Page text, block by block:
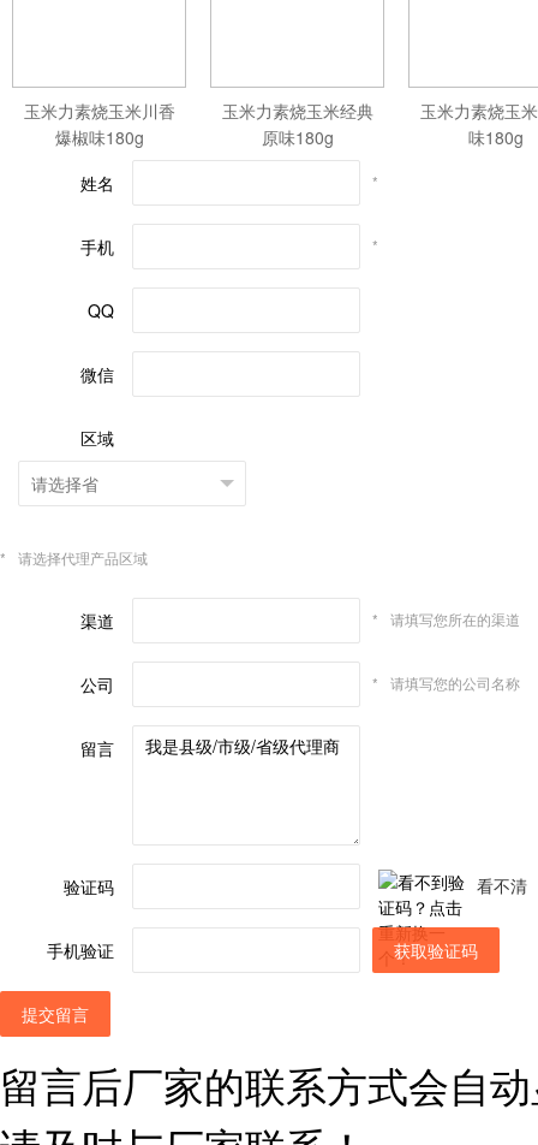
玉米力素烧玉米川香
爆椒味180g
玉米力素烧玉米经典
原味180g
玉米力素烧玉
味180g
姓名
*
手机 *
QQ
微信
区域
* 请选择代理产品区域
渠道 * 请填写您所在的渠道
公司 * 请填写您的公司名称
留言
验证码 看不清
手机验证 获取验证码
提交留言
留言后厂家的联系方式会自